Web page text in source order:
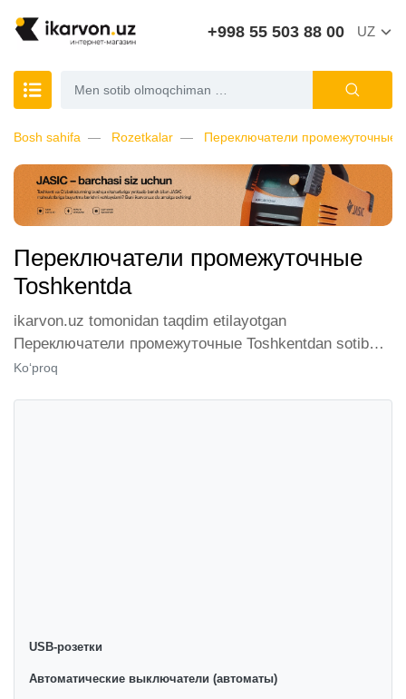
+998 55 503 88 00 UZ
Bosh sahifa Rozetkalar Переключатели промежуточные
Переключатели промежуточные
Toshkentda
ikarvon.uz tomonidan taqdim etilayotgan
Переключатели промежуточные Toshkentdan sotib
olish, mijozlarimiz orasida katta talabga ega. Biz ushbu
Ko‘proq
USB-розетки
Автоматические выключатели (автоматы)